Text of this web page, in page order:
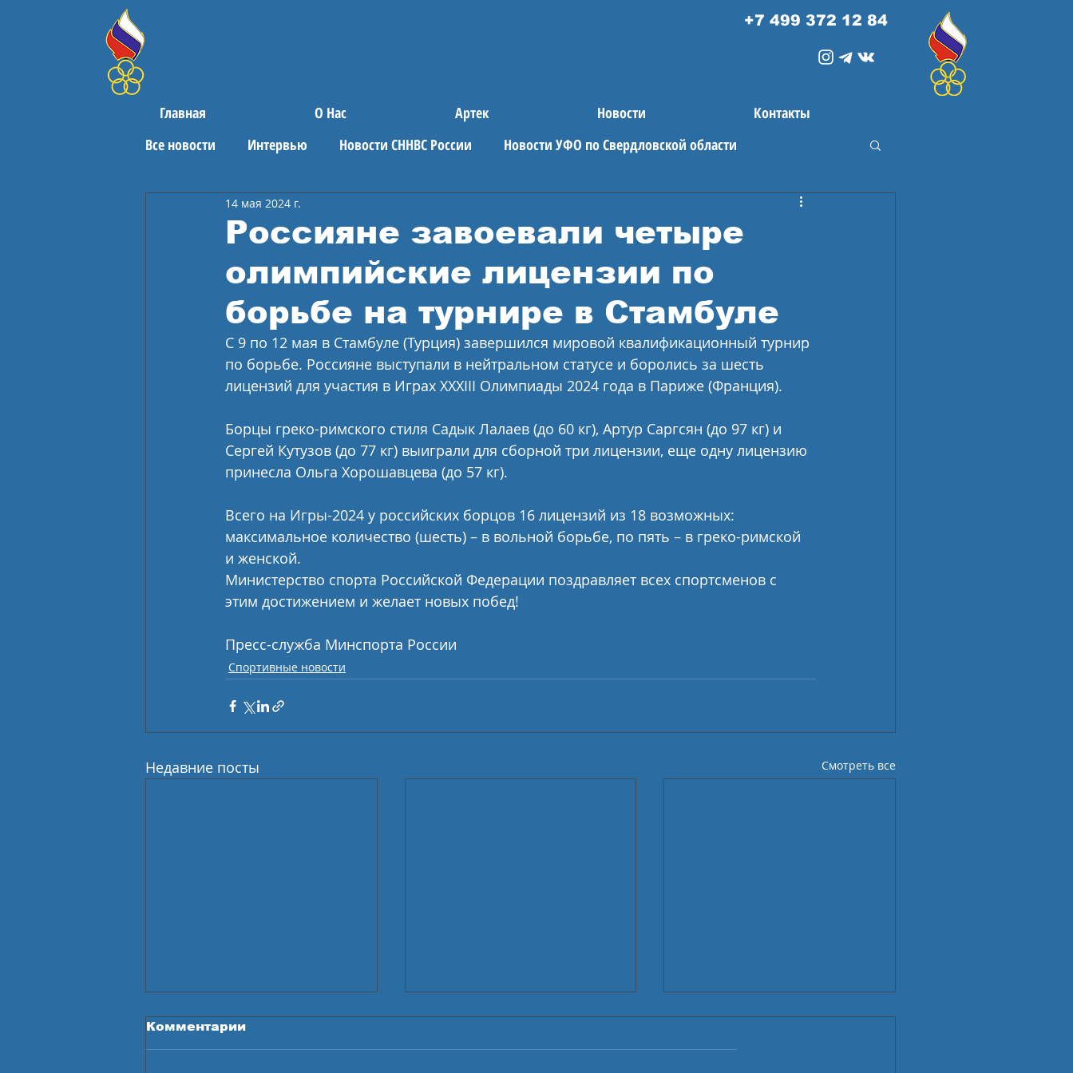
+7 499 372 12 84
Главная О Нас Артек Новости
Контакты
Все новости
Интервью Новости СННВС России Новости УФО по Свердловской области
Поздравления Спортивные новости
Россияне завоевали четыре
олимпийские лицензии по
борьбе на турнире в Стамбуле
14 мая 2024 г.
С 9 по 12 мая в Стамбуле (Турция) завершился мировой квалификационный турнир
по борьбе. Россияне выступали в нейтральном статусе и боролись за шесть
лицензий для участия в Играх XXXIII Олимпиады 2024 года в Париже (Франция).
Борцы греко-римского стиля Садык Лалаев (до 60 кг), Артур Саргсян (до 97 кг) и
Сергей Кутузов (до 77 кг) выиграли для сборной три лицензии, еще одну лицензию
принесла Ольга Хорошавцева (до 57 кг).
Всего на Игры-2024 у российских борцов 16 лицензий из 18 возможных:
максимальное количество (шесть) – в вольной борьбе, по пять – в греко-римской
и женской.
Министерство спорта Российской Федерации поздравляет всех спортсменов с
этим достижением и желает новых побед!
Пресс-служба Минспорта России
Спортивные новости
Недавние посты Смотреть все
Комментарии